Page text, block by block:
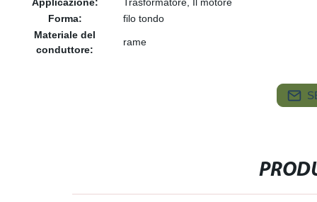
Forma:
filo tondo
Materiale del
conduttore:
rame